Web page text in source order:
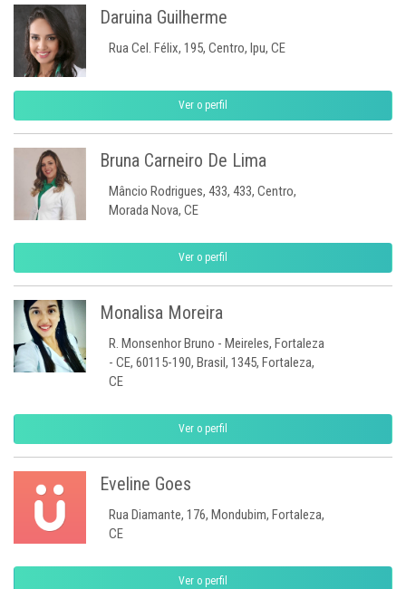
Daruina Guilherme
Rua Cel. Félix, 195, Centro, Ipu, CE
Ver o perfil
Bruna Carneiro De Lima
Mâncio Rodrigues, 433, 433, Centro,
Morada Nova, CE
Ver o perfil
Monalisa Moreira
R. Monsenhor Bruno - Meireles, Fortaleza
- CE, 60115-190, Brasil, 1345, Fortaleza,
CE
Ver o perfil
Eveline Goes
Rua Diamante, 176, Mondubim, Fortaleza,
CE
Ver o perfil